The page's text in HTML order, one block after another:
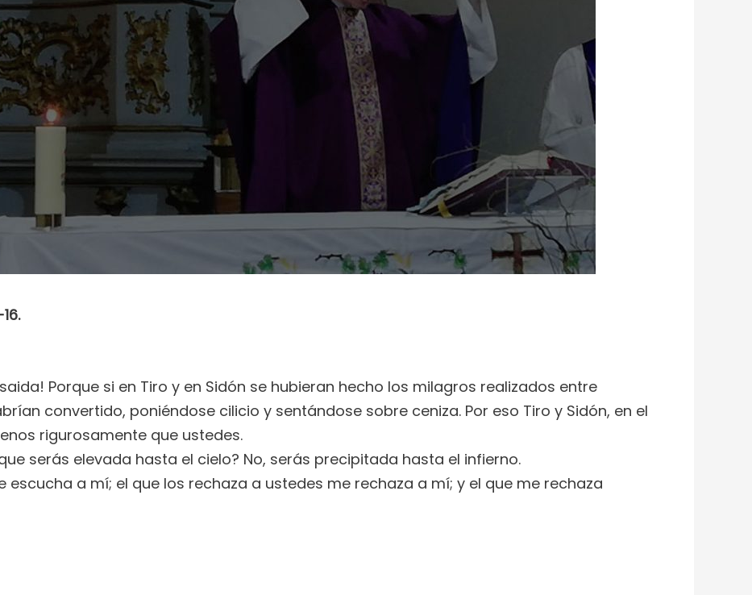
Porque si en Tiro y en Sidón se hubieran hecho los milagros realizados entre
convertido, poniéndose cilicio y sentándose sobre ceniza. Por eso Tiro y Sidón, en el
rigurosamente que ustedes.
serás elevada hasta el cielo? No, serás precipitada hasta el infierno.
escucha a mí; el que los rechaza a ustedes me rechaza a mí; y el que me rechaza